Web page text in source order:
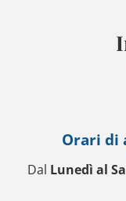
Orari di
Dal Lunedì al